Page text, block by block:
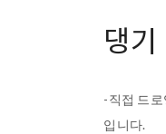
댕
-직접 드
입니다.